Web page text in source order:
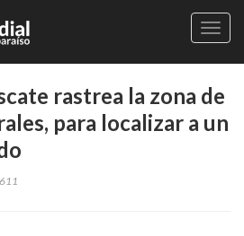
rastrea la zona de
para localizar a un